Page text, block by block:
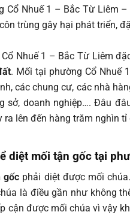
Cổ Nhuế 1 – Bắc Từ Liêm –
trùng gây hại phát triển,
Nhuế 1 – Bắc Từ Liêm
. Mối tại phường Cổ Nhuế
các chung cư, các nhà
sở, doanh nghiệp…. Đâu
ra lên đến hàng trăm nghìn tỉ
diệt mối tận gốc tại
gốc phải diệt được mối
là điều gần như không
cận được mối chúa vì vậy